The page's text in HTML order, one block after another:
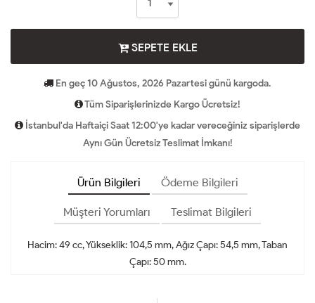
SEPETE EKLE
En geç 10 Ağustos, 2026 Pazartesi günü kargoda.
Tüm Siparişlerinizde Kargo Ücretsiz!
İstanbul'da Haftaiçi Saat 12:00'ye kadar vereceğiniz siparişlerde
Aynı Gün Ücretsiz Teslimat İmkanı!
Ürün Bilgileri Ödeme Bilgileri
Müşteri Yorumları Teslimat Bilgileri
Hacim: 49 cc, Yükseklik: 104,5 mm, Ağız Çapı: 54,5 mm, Taban
Çapı: 50 mm.